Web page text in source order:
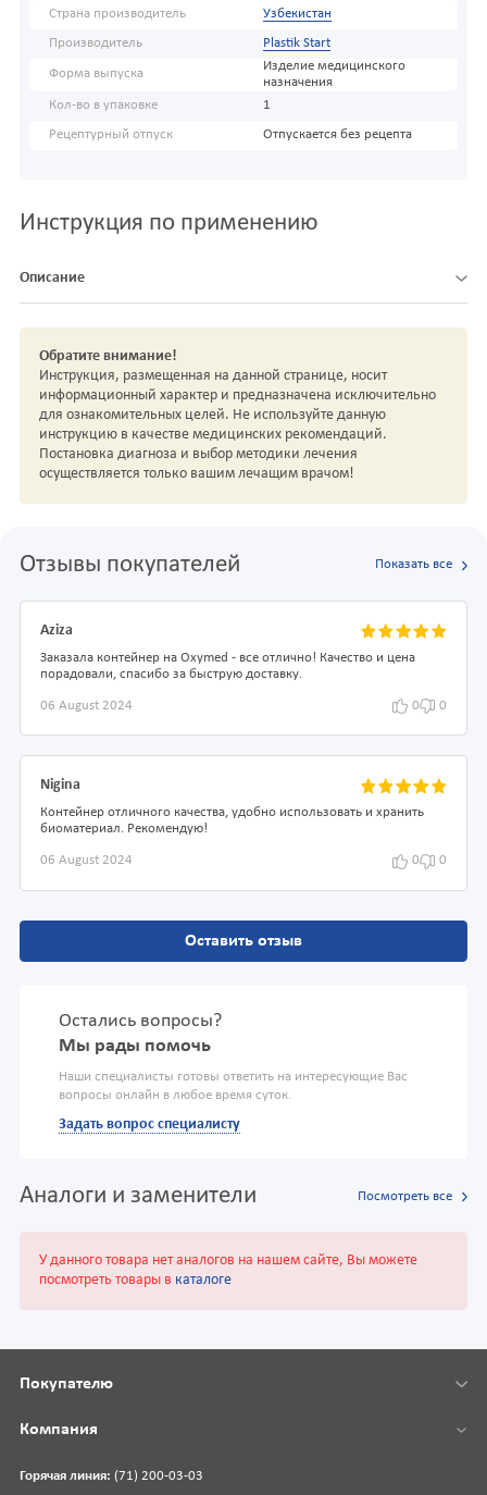
Страна производитель Узбекистан
Производитель Plastik Start
Форма выпуска
Изделие медицинского
назначения
Кол-во в упаковке
1
Рецептурный отпуск Отпускается без рецепта
Инструкция по применению
Описание
Обратите внимание!
Инструкция, размещенная на данной странице, носит
информационный характер и предназначена исключительно
для ознакомительных целей. Не используйте данную
инструкцию в качестве медицинских рекомендаций.
Постановка диагноза и выбор методики лечения
осуществляется только вашим лечащим врачом!
Отзывы покупателей Показать все
Aziza
Заказала контейнер на Oxymed - все отлично! Качество и цена
порадовали, спасибо за быструю доставку.
06 August 2024 0 0
Nigina
Контейнер отличного качества, удобно использовать и хранить
биоматериал. Рекомендую!
06 August 2024 0 0
Оставить отзыв
Остались вопросы?
Мы рады помочь
Наши специалисты готовы ответить на интересующие Вас
вопросы онлайн в любое время суток.
Задать вопрос специалисту
Аналоги и заменители Посмотреть все
У данного товара нет аналогов на нашем сайте, Вы можете
посмотреть товары в каталоге
Горячая линия: (71) 200-03-03
Покупателю
Компания